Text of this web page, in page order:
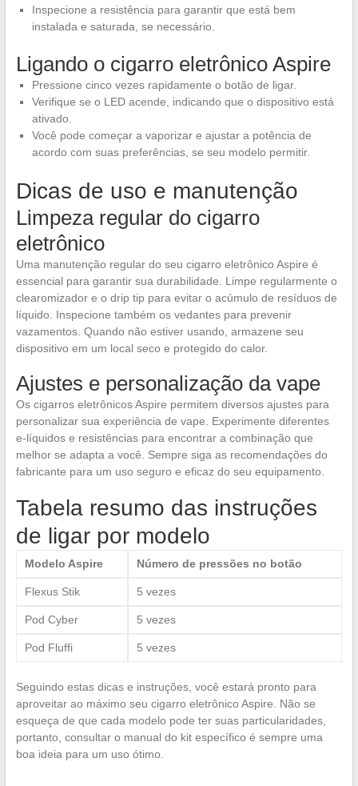
Inspecione a resistência para garantir que está bem
instalada e saturada, se necessário.
Ligando o cigarro eletrônico Aspire
Pressione cinco vezes rapidamente o botão de ligar.
Verifique se o LED acende, indicando que o dispositivo está
ativado.
Você pode começar a vaporizar e ajustar a potência de
acordo com suas preferências, se seu modelo permitir.
Dicas de uso e manutenção
Limpeza regular do cigarro
eletrônico
Uma manutenção regular do seu cigarro eletrônico Aspire é
essencial para garantir sua durabilidade. Limpe regularmente o
clearomizador e o drip tip para evitar o acúmulo de resíduos de
líquido. Inspecione também os vedantes para prevenir
vazamentos. Quando não estiver usando, armazene seu
dispositivo em um local seco e protegido do calor.
Ajustes e personalização da vape
Os cigarros eletrônicos Aspire permitem diversos ajustes para
personalizar sua experiência de vape. Experimente diferentes
e-líquidos e resistências para encontrar a combinação que
melhor se adapta a você. Sempre siga as recomendações do
fabricante para um uso seguro e eficaz do seu equipamento.
Tabela resumo das instruções
de ligar por modelo
Modelo Aspire Número de pressões no botão
Flexus Stik 5 vezes
Pod Cyber 5 vezes
Pod Fluffi 5 vezes
Seguindo estas dicas e instruções, você estará pronto para
aproveitar ao máximo seu cigarro eletrônico Aspire. Não se
esqueça de que cada modelo pode ter suas particularidades,
portanto, consultar o manual do kit específico é sempre uma
boa ideia para um uso ótimo.